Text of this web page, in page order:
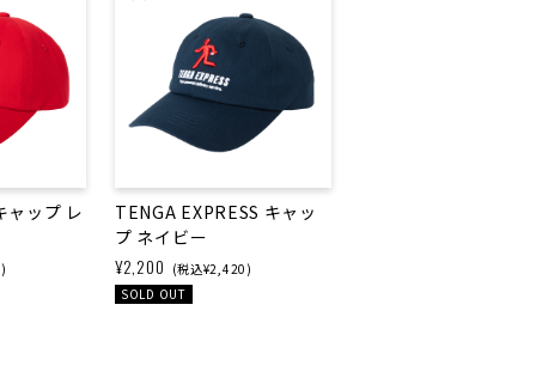
ップ レ
TENGA EXPRESS キャッ
プ ネイビー
¥2,200 (税込¥2,420)
SOLD OUT